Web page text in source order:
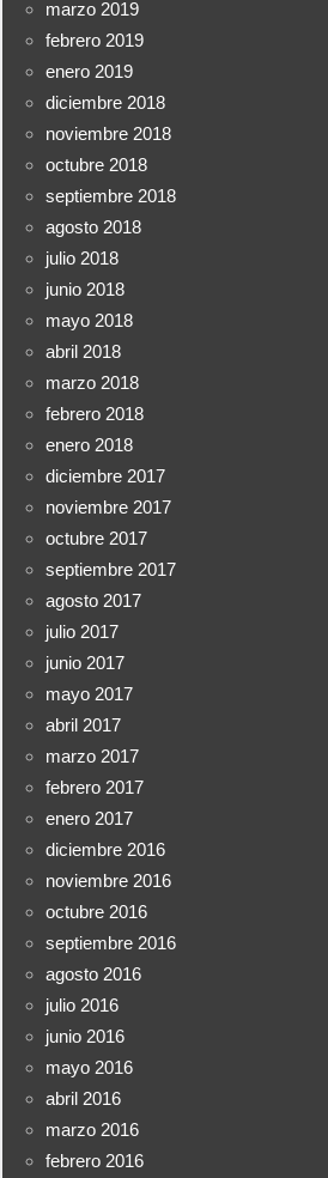
marzo 2019
febrero 2019
enero 2019
diciembre 2018
noviembre 2018
octubre 2018
septiembre 2018
agosto 2018
julio 2018
junio 2018
mayo 2018
abril 2018
marzo 2018
febrero 2018
enero 2018
diciembre 2017
noviembre 2017
octubre 2017
septiembre 2017
agosto 2017
julio 2017
junio 2017
mayo 2017
abril 2017
marzo 2017
febrero 2017
enero 2017
diciembre 2016
noviembre 2016
octubre 2016
septiembre 2016
agosto 2016
julio 2016
junio 2016
mayo 2016
abril 2016
marzo 2016
febrero 2016